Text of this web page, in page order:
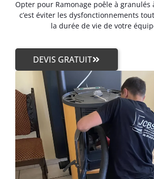
Opter pour Ramonage poêle à granulés
c’est éviter les dysfonctionnements
la durée de vie de votre
DEVIS GRATUIT